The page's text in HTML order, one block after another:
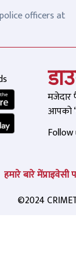
officers at
मजेदार
आपको
Follow
हमारे बारे मेंप्राइवेसी
©2024